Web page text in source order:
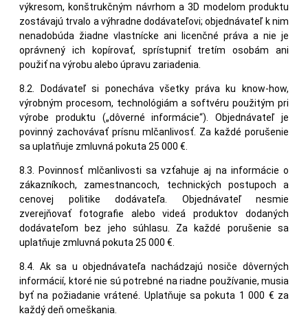
výkresom, konštrukčným návrhom a 3D modelom produktu
zostávajú trvalo a výhradne dodávateľovi; objednávateľ k nim
nenadobúda žiadne vlastnícke ani licenčné práva a nie je
oprávnený ich kopírovať, sprístupniť tretím osobám ani
použiť na výrobu alebo úpravu zariadenia.
8.2. Dodávateľ si ponecháva všetky práva ku know-how,
výrobným procesom, technológiám a softvéru použitým pri
výrobe produktu („dôverné informácie“). Objednávateľ je
povinný zachovávať prísnu mlčanlivosť. Za každé porušenie
sa uplatňuje zmluvná pokuta 25 000 €.
8.3. Povinnosť mlčanlivosti sa vzťahuje aj na informácie o
zákazníkoch, zamestnancoch, technických postupoch a
cenovej politike dodávateľa. Objednávateľ nesmie
zverejňovať fotografie alebo videá produktov dodaných
dodávateľom bez jeho súhlasu. Za každé porušenie sa
uplatňuje zmluvná pokuta 25 000 €.
8.4. Ak sa u objednávateľa nachádzajú nosiče dôverných
informácií, ktoré nie sú potrebné na riadne používanie, musia
byť na požiadanie vrátené. Uplatňuje sa pokuta 1 000 € za
každý deň omeškania.